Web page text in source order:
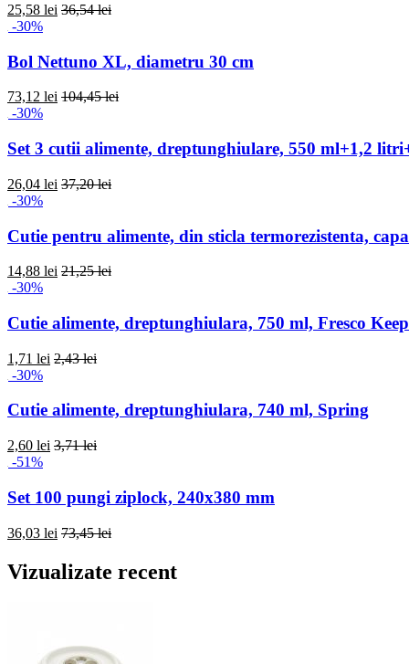
25,58 lei 36,54 lei
-30%
Bol Nettuno XL, diametru 30 cm
73,12 lei 104,45 lei
-30%
Set 3 cutii alimente, dreptunghiulare, 550 ml+1,2
26,04 lei 37,20 lei
-30%
Cutie pentru alimente, din sticla termorezistenta,
14,88 lei 21,25 lei
-30%
Cutie alimente, dreptunghiulara, 750 ml, Fresco
1,71 lei 2,43 lei
-30%
Cutie alimente, dreptunghiulara, 740 ml, Spring
2,60 lei 3,71 lei
-51%
Set 100 pungi ziplock, 240x380 mm
36,03 lei 73,45 lei
Vizualizate recent